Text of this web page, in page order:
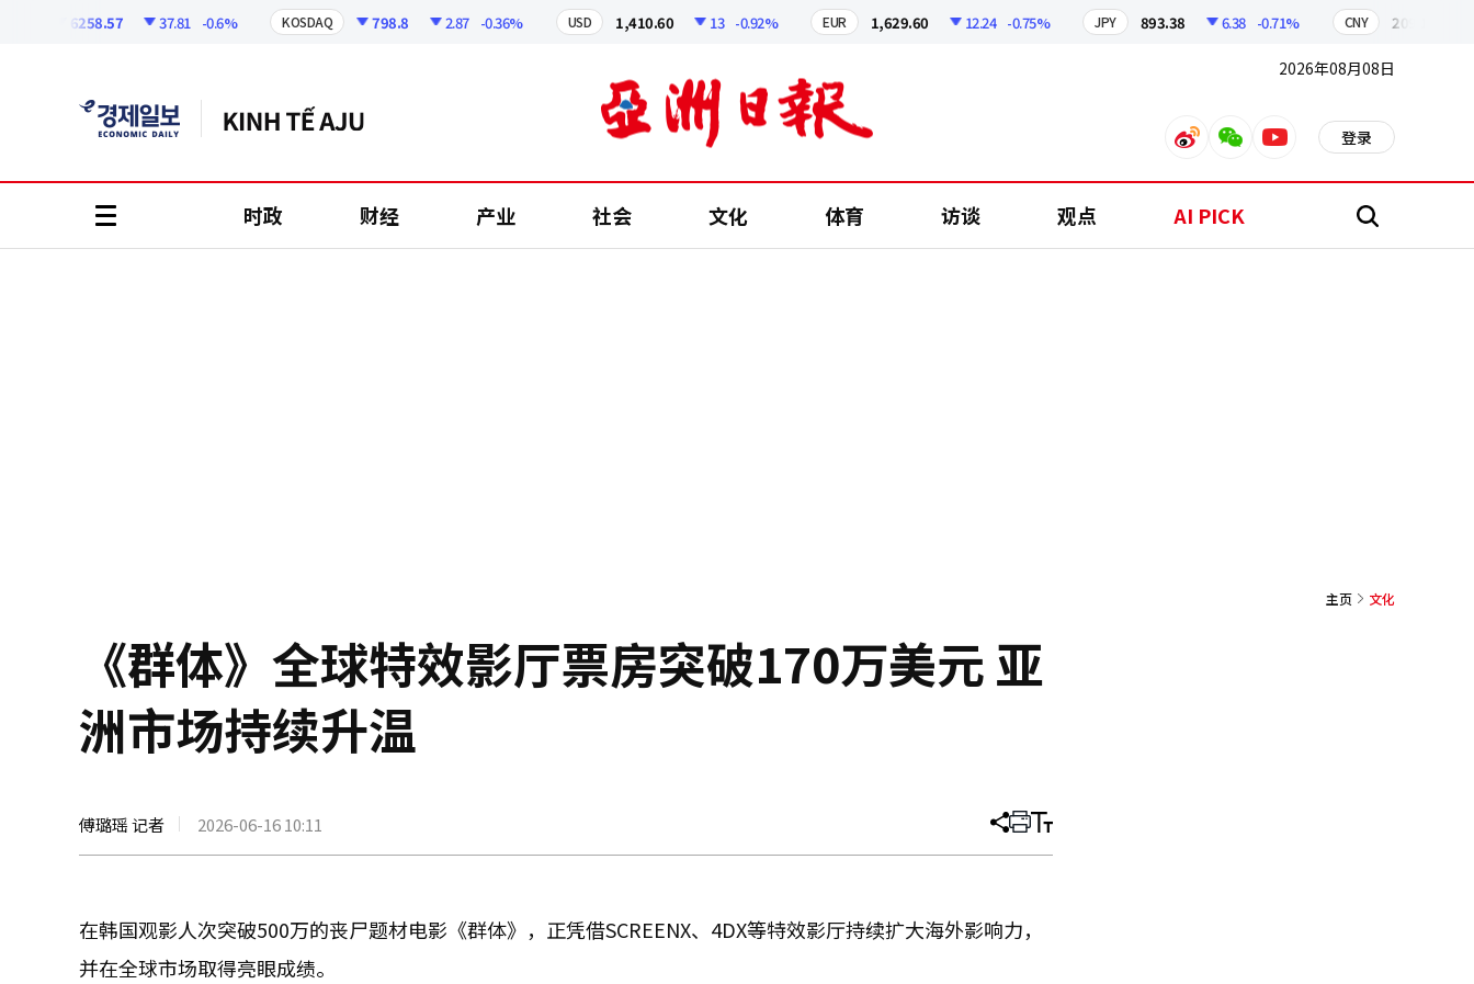
6258.57 37.81 -0.6% KOSDAQ 798.8 2.87 -0.36% USD 1,410.60 -0.92% EUR 1,629.60 12.24 -0.75% JPY 893.38 6.38 -0.71% CNY 209.17
2026年08月08日
weiboweixinyoutube 登录
时政 财经 产业 社会 文化 体育 访谈 观点 AI PICK 搜
主页 文化
《群体》全球特效影厅票房突破170万美元 亚
洲市场持续升温
傅璐瑶 记者 2026-06-16 10:11 分
文
打 调
大
在韩国观影人次突破500万的丧尸题材电影《群体》，正凭借SCREENX、4DX等特效影厅持续扩大海外影响力，
并在全球市场取得亮眼成绩。